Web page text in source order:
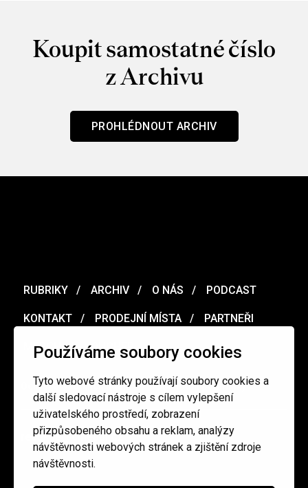
Používáme soubory cookies
Tyto webové stránky používají soubory cookies a
další sledovací nástroje s cílem vylepšení
uživatelského prostředí, zobrazení
přizpůsobeného obsahu a reklam, analýzy
návštěvnosti webových stránek a zjištění zdroje
návštěvnosti.
Koupit samostatné číslo
z Archivu
PROHLÉDNOUT ARCHIV
RUBRIKY ARCHIV O NÁS PODCAST
KONTAKT PRODEJNÍ MÍSTA PARTNEŘI
MERCH VOUCHER
Ochrana osobních údajů / Obchodní podmínky
redakce@cinepur.cz